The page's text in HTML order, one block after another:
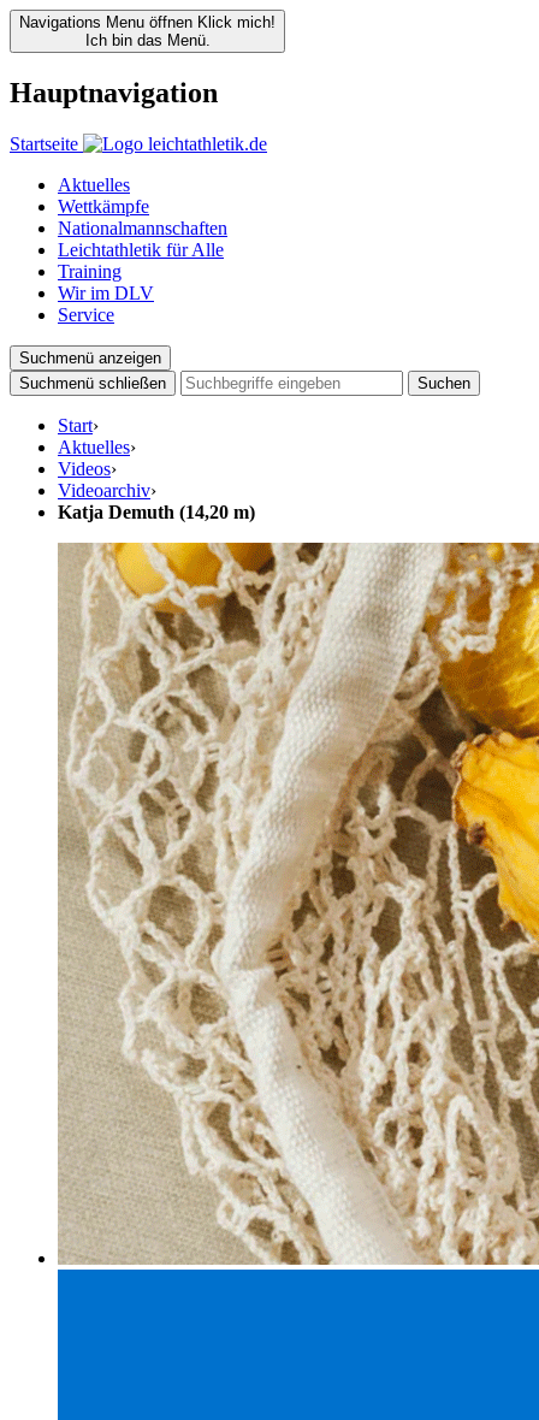
Navigations Menu öffnen Klick mich!
Ich bin das Menü.
Hauptnavigation
Startseite
Aktuelles
Wettkämpfe
Nationalmannschaften
Leichtathletik für Alle
Training
Wir im DLV
Service
Suchmenü anzeigen
Suchmenü schließen
Suchen
Start›
Aktuelles›
Videos›
Videoarchiv›
Katja Demuth (14,20 m)